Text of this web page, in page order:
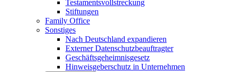
Testamentsvollstreckung
Stiftungen
Family Office
Sonstiges
Nach Deutschland expandieren
Externer Datenschutzbeauftragter
Geschäftsgeheimnisgesetz
Hinweisgeberschutz in Unternehmen